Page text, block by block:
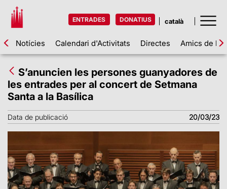
ENTRADES DONATIUS
Notícies Calendari d'Activitats Directes Amics de la
S’anuncien les persones guanyadores de
les entrades per al concert de Setmana
Santa a la Basílica
Data de publicació 20/03/23